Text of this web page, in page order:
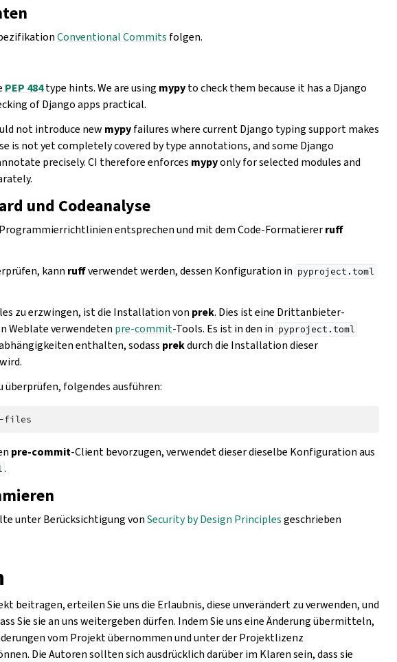
Conventional Commits folgen.
PEP 484type hints. We are using mypyto check them because it has a Django
of Django apps practical.
not introduce new mypyfailures where current Django typing support makes
is not yet completely covered by type annotations, and some Django
precisely. CI therefore enforces mypyonly for selected modules and
und Codeanalyse
entsprechen und mit dem Code-Formatiererruff
kann ruffverwendet werden, dessen Konfiguration in pyproject.toml
zu erzwingen, ist die Installation von prek. Dies ist eine Drittanbieter-
Weblate verwendeten pre-commit-Tools. Es ist in den in pyproject.toml
enthalten, sodass prekdurch die Installation dieser
überprüfen, folgendes ausführen:
pre-commit-Client bevorzugen, verwendet dieser dieselbe Konfiguration aus
.
unter Berücksichtigung vonSecurity by Design Principlesgeschrieben
beitragen, erteilen Sie uns die Erlaubnis, diese unverändert zu verwenden, und
Sie sie an uns weitergeben dürfen. Indem Sie uns eine Änderung übermitteln,
vom Projekt übernommen und unter der Projektlizenz
Die Autoren sollten sich ausdrücklich darüber im Klaren sein, dass sie